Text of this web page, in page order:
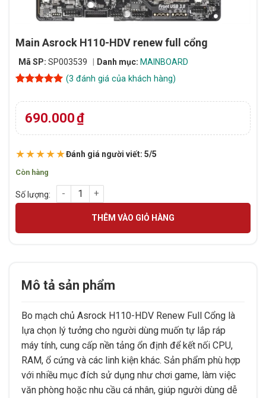
Main Asrock H110-HDV renew full cổng
Mã SP: SP003539 Danh mục: MAINBOARD
dựa trên
đánh giá
(3 đánh giá của khách hàng)
690.000₫
★★★★★Đánh giá người viết: 5/5
Còn hàng
Main Asrock H110-HDV renew full cổng số lượng
THÊM VÀO GIỎ HÀNG
Mô tả sản phẩm
Bo mạch chủ Asrock H110-HDV Renew Full Cổng là
lựa chọn lý tưởng cho người dùng muốn tự lắp ráp
máy tính, cung cấp nền tảng ổn định để kết nối CPU,
RAM, ổ cứng và các linh kiện khác. Sản phẩm phù hợp
với nhiều mục đích sử dụng như chơi game, làm việc
văn phòng hoặc nhu cầu cá nhân, giúp người dùng dễ